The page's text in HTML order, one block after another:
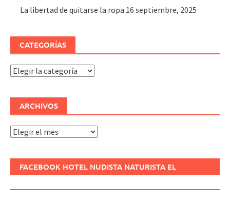
La libertad de quitarse la ropa 16 septiembre, 2025
CATEGORÍAS
Categorías
ARCHIVOS
Archivos
FACEBOOK HOTEL NUDISTA NATURISTA EL